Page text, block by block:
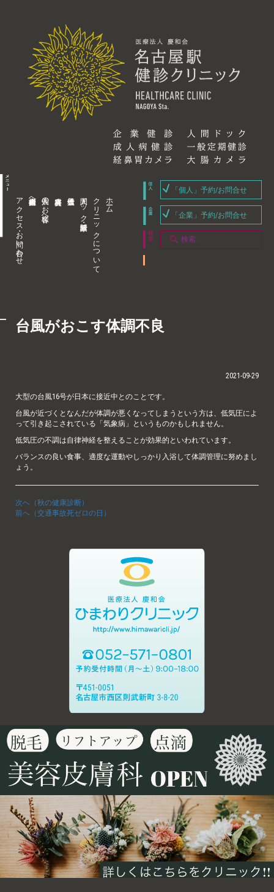
アクセス・お問い合わせ 企業内担当者様へ 個人のお客様へ 人間ドック・健康診断 クリニックについて ホーム
「個人」予約/お問合せ
「企業」予約/お問合せ
台風がおこす体調不良
2021-09-29
大型の台風16号が日本に接近中とのことです。
台風が近づくとなんだが体調が悪くなってしまうという方は、低気圧によ
って引き起こされている「気象病」というものかもしれません。
低気圧の不調は自律神経を整えることが効果的といわれています。
バランスの良い食事、適度な運動やしっかり入浴して体調管理に努めまし
ょう。
次へ（秋の健康診断）
前へ（交通事故死ゼロの日）